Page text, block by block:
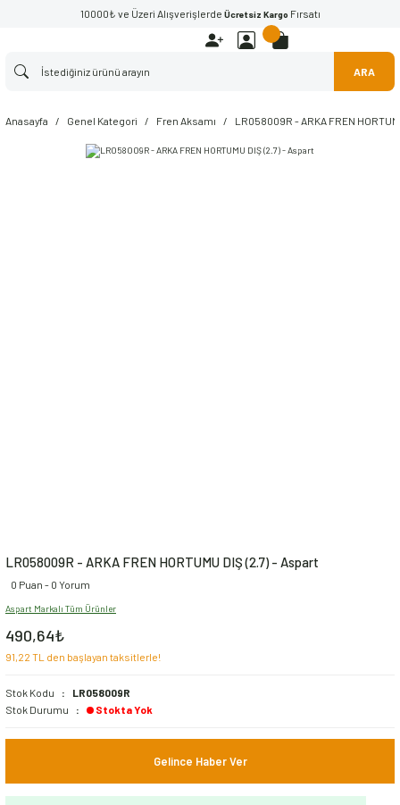
10000₺ ve Üzeri Alışverişlerde Ücretsiz Kargo Fırsatı
ARA
Anasayfa Genel Kategori Fren Aksamı LR058009R - ARKA FREN
LR058009R - ARKA FREN HORTUMU DIŞ (2.7) - Aspart
0 Puan - 0 Yorum
Aspart Markalı Tüm Ürünler
490,64₺
91,22 TL den başlayan taksitlerle!
Stok Kodu
LR058009R
Stok Durumu
Stokta Yok
Gelince Haber Ver